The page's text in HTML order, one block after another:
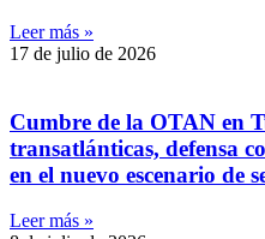
Leer más »
17 de julio de 2026
Cumbre de la OTAN en
transatlánticas, defensa
en el nuevo escenario de
Leer más »